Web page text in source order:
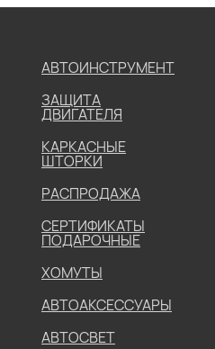
АВТОИНСТРУМЕНТ
ЗАЩИТА
ДВИГАТЕЛЯ
КАРКАСНЫЕ
ШТОРКИ
РАСПРОДАЖА
СЕРТИФИКАТЫ
ПОДАРОЧНЫЕ
ХОМУТЫ
АВТОАКСЕССУАРЫ
АВТОСВЕТ